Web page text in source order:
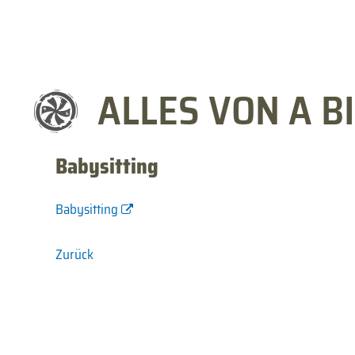
ALLES VON A
Babysitting
Babysitting
Zurück